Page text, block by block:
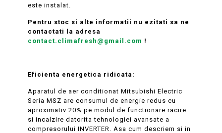
este instalat.
Pentru stoc si alte informatii nu ezitati sa ne
contactati la adresa
contact.climafresh@gmail.com !
Eficienta energetica ridicata:
Aparatul de aer conditionat Mitsubishi Electric
Seria MSZ are consumul de energie redus cu
aproximativ 20% pe modul de functionare racire
si incalzire datorita tehnologiei avansate a
compresorului INVERTER. Asa cum descriem si in